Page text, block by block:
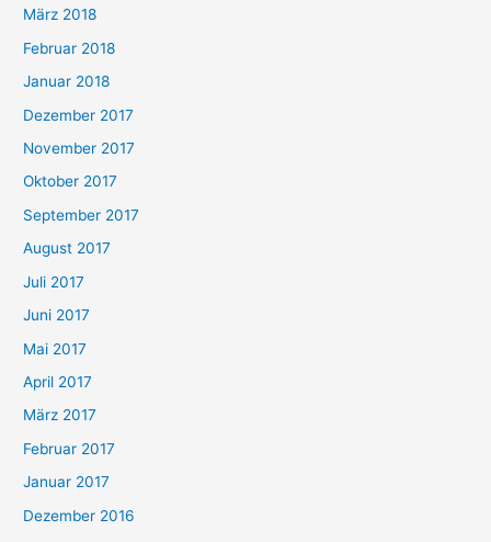
März 2018
Februar 2018
Januar 2018
Dezember 2017
November 2017
Oktober 2017
September 2017
August 2017
Juli 2017
Juni 2017
Mai 2017
April 2017
März 2017
Februar 2017
Januar 2017
Dezember 2016